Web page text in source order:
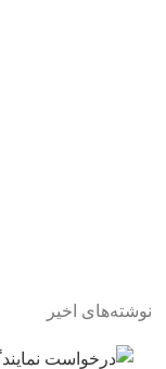
نوشته‌های اخیر